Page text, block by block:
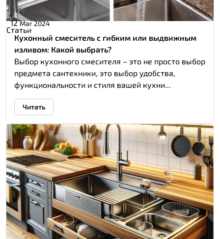
12 Mar 2024
Статьи
Кухонный смеситель с гибким или выдвижным
изливом: Какой выбрать?
Выбор кухонного смесителя – это не просто выбор
предмета сантехники, это выбор удобства,
функциональности и стиля вашей кухни...
Читать